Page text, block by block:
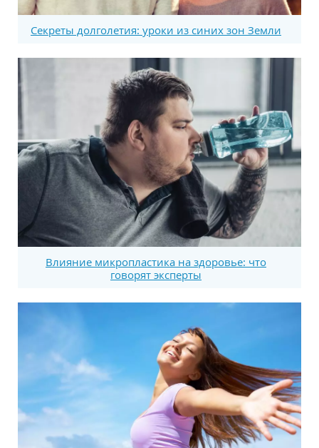
Секреты долголетия: уроки из синих зон Земли
Влияние микропластика на здоровье: что
говорят эксперты